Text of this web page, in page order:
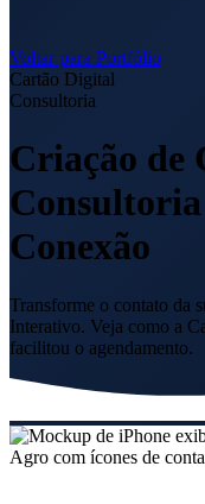
Voltar para Portfólio
Cartão Digital
Consultoria
Criação de
Conexão
Transforme o contato da
Interativo. Veja como a
facilitou o agendamento.